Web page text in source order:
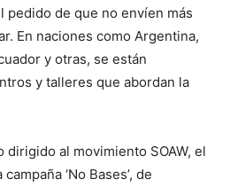
pedido de que no envíen más
En naciones como Argentina,
y otras, se están
y talleres que abordan la
dirigido al movimiento SOAW, el
‘No Bases’, de